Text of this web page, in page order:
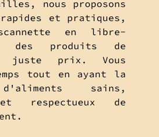
nous proposons
rapides et pratiques,
en libre-
des produits de
juste prix. Vous
tout en ayant la
sains,
et respectueux de